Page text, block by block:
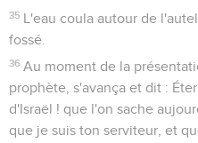
35 L'eau coula autour de
fossé.
36 Au moment de la
prophète, s'avança et dit :
d'Israël ! que l'on sache
que je suis ton serviteur, et